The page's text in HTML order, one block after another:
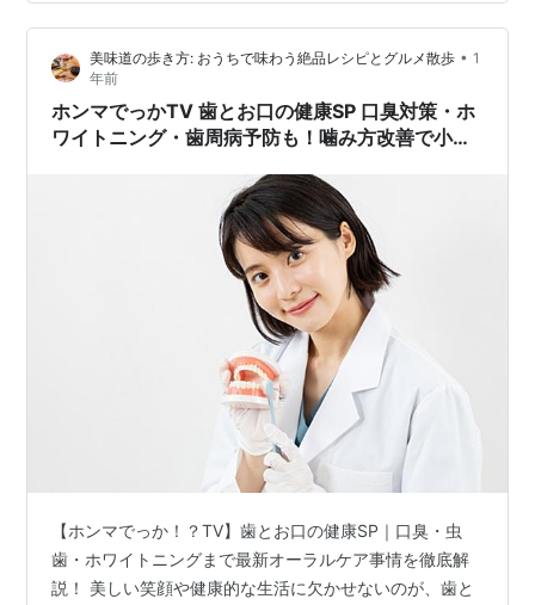
視点も交えながら“なぜ太りやすいのか？”“今日からでき
る対策”を解説します。 パナソニック 高周波治療器 コリ
コランワイド EW-RA550-K ブラック パナソニ…
美味道の歩き方: おうちで味わう絶品レシピとグルメ散歩 • 1
年前
ホンマでっかTV 歯とお口の健康SP 口臭対策・ホ
ワイトニング・歯周病予防も！噛み方改善で小顔
【ホンマでっか！？TV】歯とお口の健康SP｜口臭・虫
歯・ホワイトニングまで最新オーラルケア事情を徹底解
説！ 美しい笑顔や健康的な生活に欠かせないのが、歯と